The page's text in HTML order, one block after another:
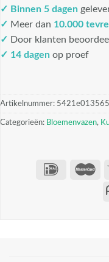
✓ Binnen 5 dagen
✓ Meer dan 10.000
✓ Door klanten
✓ 14 dagen op proef
Artikelnummer:
Categorieën: Bloemenvazen,